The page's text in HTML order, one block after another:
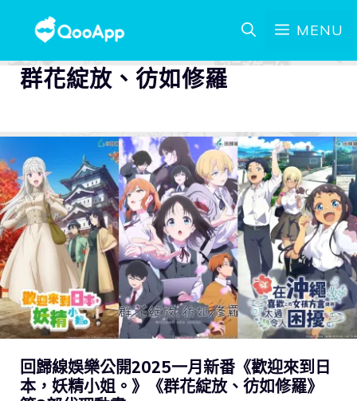
MENU
群花綻放、彷如修羅
回歸線娛樂公開2025一月新番《歡迎來到日
本，妖精小姐。》《群花綻放、彷如修羅》